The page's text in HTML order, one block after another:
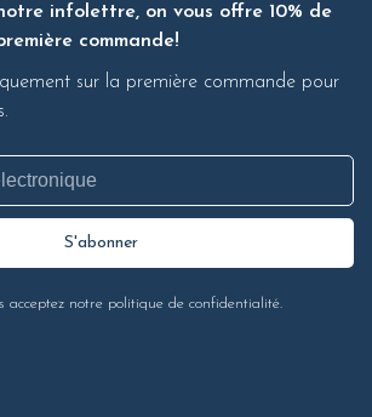
infolettre, on vous offre 10% de
commande!
sur la première commande pour
S'abonner
acceptez notre politique de confidentialité.